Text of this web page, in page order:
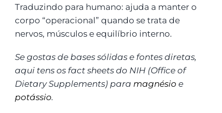
Traduzindo para humano: ajuda a manter o
corpo “operacional” quando se trata de
nervos, músculos e equilíbrio interno.
Se gostas de bases sólidas e fontes diretas,
aqui tens os fact sheets do NIH (Office of
Dietary Supplements) para magnésio e
potássio.